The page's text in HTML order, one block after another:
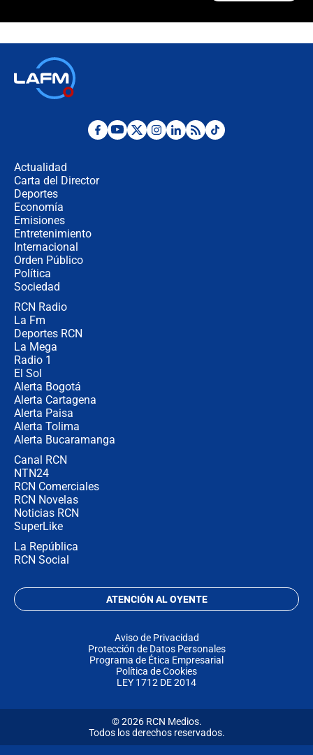
Fuerte temblor en Colombia hoy:
Actualidad
Carta del Director
Deportes
Economía
Emisiones
Entretenimiento
Internacional
Orden Público
Política
Sociedad
RCN Radio
La Fm
Deportes RCN
La Mega
Radio 1
El Sol
Alerta Bogotá
Alerta Cartagena
Alerta Paisa
Alerta Tolima
Alerta Bucaramanga
Canal RCN
NTN24
RCN Comerciales
RCN Novelas
Noticias RCN
SuperLike
La República
RCN Social
ATENCIÓN AL OYENTE
Aviso de Privacidad
Protección de Datos Personales
Programa de Ética Empresarial
Política de Cookies
LEY 1712 DE 2014
© 2026 RCN Medios.
Todos los derechos reservados.